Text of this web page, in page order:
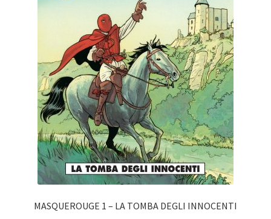
MASQUEROUGE 1 – LA TOMBA DEGLI INNOCENTI